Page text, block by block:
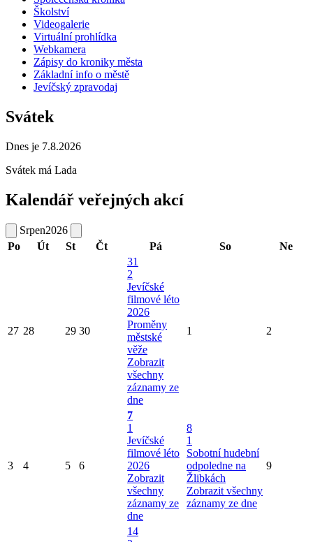
Školství
Videogalerie
Virtuální prohlídka
Webkamera
Zápisy do kroniky města
Základní info o městě
Jevíčský zpravodaj
Svátek
Dnes je 7.8.2026
Svátek má Lada
Kalendář veřejných akcí
Srpen2026
Po
Út St Čt Pá So Ne
27 28 29 30
31
2
Jevíčské
filmové léto
2026
Proměny
městské
věže
Zobrazit
všechny
záznamy ze
dne
1 2
3 4 5 6
7
1
Jevíčské
filmové léto
2026
Zobrazit
všechny
záznamy ze
dne
8
1
Sobotní hudební
odpoledne na
Žlibkách
Zobrazit všechny
záznamy ze dne
9
14